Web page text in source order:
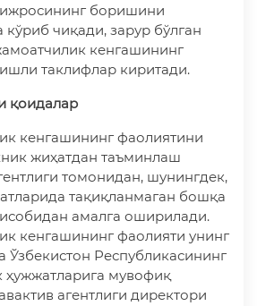
боришини
кўриб чиқади, зарур бўлган
кенгашининг
таклифлар киритади.
қоидалар
кенгашининг фаолиятини
жиҳатдан таъминлаш
томонидан, шунингдек,
тақиқланмаган бошқа
амалга оширилади.
кенгашининг фаолияти унинг
Ўзбекистон Республикасининг
ҳужжатларига мувофиқ
агентлиги директори